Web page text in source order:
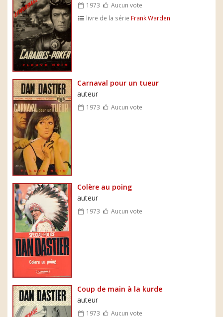
1973
Aucun vote
livre de la série Frank Warden
Carnaval pour un tueur
auteur
1973 Aucun vote
Colère au poing
auteur
1973 Aucun vote
Coup de main à la kurde
auteur
1973 Aucun vote